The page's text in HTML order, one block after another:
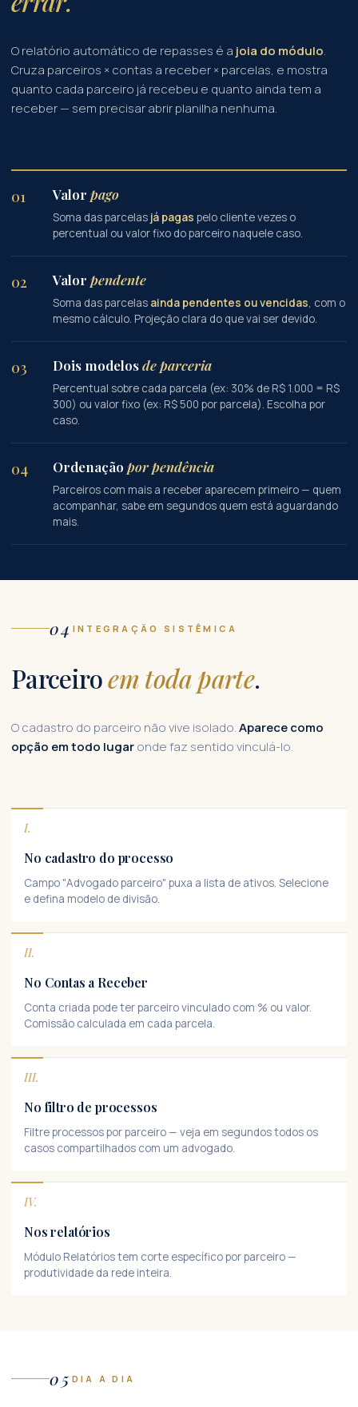
O relatório automático de repasses é a joia do módulo.
Cruza parceiros × contas a receber × parcelas, e mostra
quanto cada parceiro já recebeu e quanto ainda tem a
receber — sem precisar abrir planilha nenhuma.
01 Valor pago
Soma das parcelas já pagas pelo cliente vezes o
percentual ou valor fixo do parceiro naquele caso.
02 Valor pendente
Soma das parcelas ainda pendentes ou vencidas, com o
mesmo cálculo. Projeção clara do que vai ser devido.
03 Dois modelosde parceria
Percentual sobre cada parcela (ex: 30% de R$ 1.000 = R$
300) ou valor fixo (ex: R$ 500 por parcela). Escolha por
caso.
04 Ordenação por pendência
Parceiros com mais a receber aparecem primeiro — quem
acompanhar, sabe em segundos quem está aguardando
mais.
04 INTEGRAÇÃO SISTÊMICA
Parceiroem toda parte.
O cadastro do parceiro não vive isolado.Aparece como
opção em todo lugaronde faz sentido vinculá-lo.
I.
No cadastro do processo
Campo "Advogado parceiro" puxa a lista de ativos. Selecione
e defina modelo de divisão.
II.
No Contas a Receber
Conta criada pode ter parceiro vinculado com % ou valor.
Comissão calculada em cada parcela.
III.
No filtro de processos
Filtre processos por parceiro — veja em segundos todos os
casos compartilhados com um advogado.
IV.
Nos relatórios
Módulo Relatórios tem corte específico por parceiro —
produtividade da rede inteira.
05 DIA A DIA